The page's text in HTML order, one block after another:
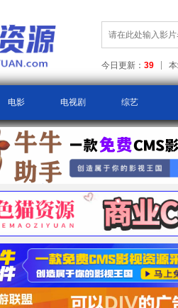
今日更新： 39
电影 电视剧 综艺